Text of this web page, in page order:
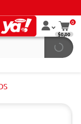
0
$0,00